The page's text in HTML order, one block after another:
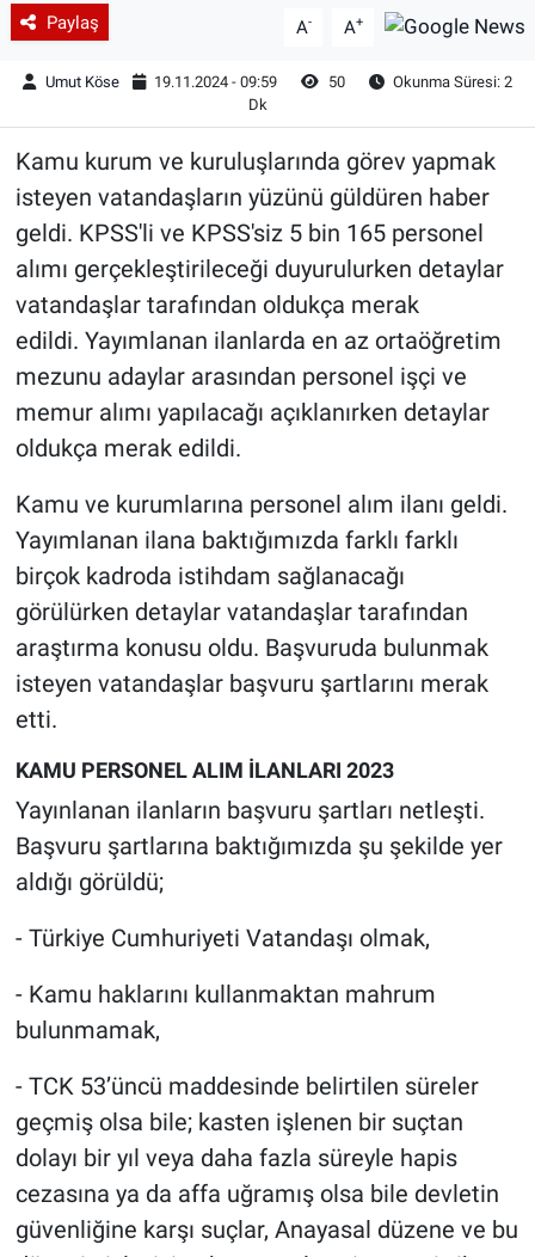
Paylaş A- A+
Umut Köse 19.11.2024 - 09:59 50
Okunma Süresi: 2
Dk
Kamu kurum ve kuruluşlarında görev yapmak
isteyen vatandaşların yüzünü güldüren haber
geldi. KPSS'li ve KPSS'siz 5 bin 165 personel
alımı gerçekleştirileceği duyurulurken detaylar
vatandaşlar tarafından oldukça merak
edildi. Yayımlanan ilanlarda en az ortaöğretim
mezunu adaylar arasından personel işçi ve
memur alımı yapılacağı açıklanırken detaylar
oldukça merak edildi.
Kamu ve kurumlarına personel alım ilanı geldi.
Yayımlanan ilana baktığımızda farklı farklı
birçok kadroda istihdam sağlanacağı
görülürken detaylar vatandaşlar tarafından
araştırma konusu oldu. Başvuruda bulunmak
isteyen vatandaşlar başvuru şartlarını merak
etti.
KAMU PERSONEL ALIM İLANLARI 2023
Yayınlanan ilanların başvuru şartları netleşti.
Başvuru şartlarına baktığımızda şu şekilde yer
aldığı görüldü;
- Türkiye Cumhuriyeti Vatandaşı olmak,
- Kamu haklarını kullanmaktan mahrum
bulunmamak,
- TCK 53’üncü maddesinde belirtilen süreler
geçmiş olsa bile; kasten işlenen bir suçtan
dolayı bir yıl veya daha fazla süreyle hapis
cezasına ya da affa uğramış olsa bile devletin
güvenliğine karşı suçlar, Anayasal düzene ve bu